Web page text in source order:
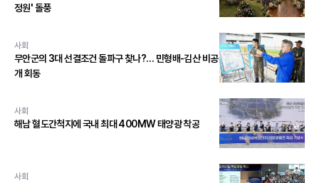
정원' 돌풍
사회
무안군의 3대 선결조건 돌파구 찾나?… 민형배-김산 비공
개 회동
사회
해남 혈도간척지에 국내 최대 400MW 태양광 착공
사회